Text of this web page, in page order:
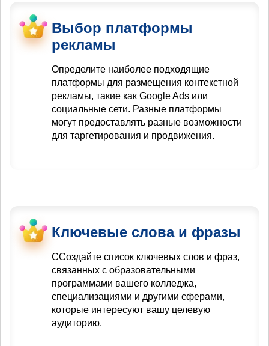
Выбор платформы
рекламы
Определите наиболее подходящие
платформы для размещения контекстной
рекламы, такие как Google Ads или
социальные сети. Разные платформы
могут предоставлять разные возможности
для таргетирования и продвижения.
Ключевые слова и фразы
ССоздайте список ключевых слов и фраз,
связанных с образовательными
программами вашего колледжа,
специализациями и другими сферами,
которые интересуют вашу целевую
аудиторию.